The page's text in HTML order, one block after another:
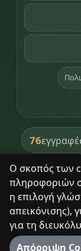
Ο σκοπός των
πληροφοριών
η επιλογή
απεικόνισης),
για τη
Απόρριψη
76
Με σεβασμό
© 2025